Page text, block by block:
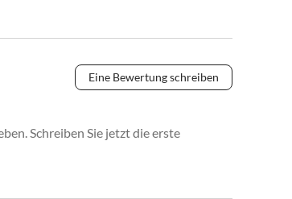
Eine Bewertung schreiben
Schreiben Sie jetzt die erste